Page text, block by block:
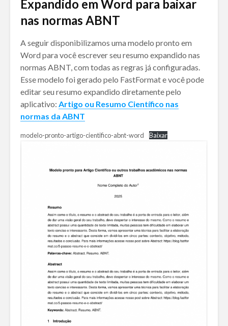
Expandido em Word para baixar
nas normas ABNT
A seguir disponibilizamos uma modelo pronto em
Word para você escrever seu resumo expandido nas
normas ABNT, com todas as regras já configuradas.
Esse modelo foi gerado pelo FastFormat e você pode
editar seu resumo expandido diretamente pelo
aplicativo: Artigo ou Resumo Científico nas
normas da ABNT
modelo-pronto-artigo-cientifico-abnt-word Baixar